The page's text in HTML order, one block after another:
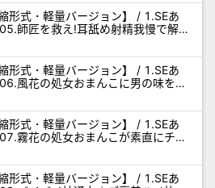
形式・軽量バージョン】 / 1.SEあ
師匠を救え!耳舐め射精我慢で解
形式・軽量バージョン】 / 1.SEあ
風花の処女おまんこに男の味を覚
形式・軽量バージョン】 / 1.SEあ
霧花の処女おまんこが素直にチン
する修行_SE.mp3
形式・軽量バージョン】 / 1.SEあ